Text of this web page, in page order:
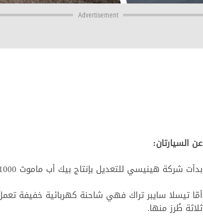
Advertisement
ﻋﻦ ﺍﻟﺴﻴﺎﺭﺗﺎﻥ:
ﺑﺪﺃﺕ ﺷﺮﻛﺔ ﻫﻴﻨﻴﺴﻲ ﻟﻠﺘﻌﺪﻳﻞ ﺑﺈﻧﺘﺎﺝ ﺑﻴﻚ ﺃﺏ ﻣﺎﻣﻮﺙ 1000 رام TRX، ﺍﺳﺘﻨﺎﺩًﺍ ﺇﻟﻰ ﺷﺎﺣﻨﺔ ﺭﺍﻡ 1500 TRX.
ﺃﻣّﺎ ﺗﻴﺴﻼ ﺳﺎﻳﺒﺮ ﺗﺮﺍﻙ ﻓﻬﻲ شاحنة كهربائية خفيفة
ﺛﻼﺛﺔ ﻃُﺮﺯ ﻣﻨﻬﺎ.